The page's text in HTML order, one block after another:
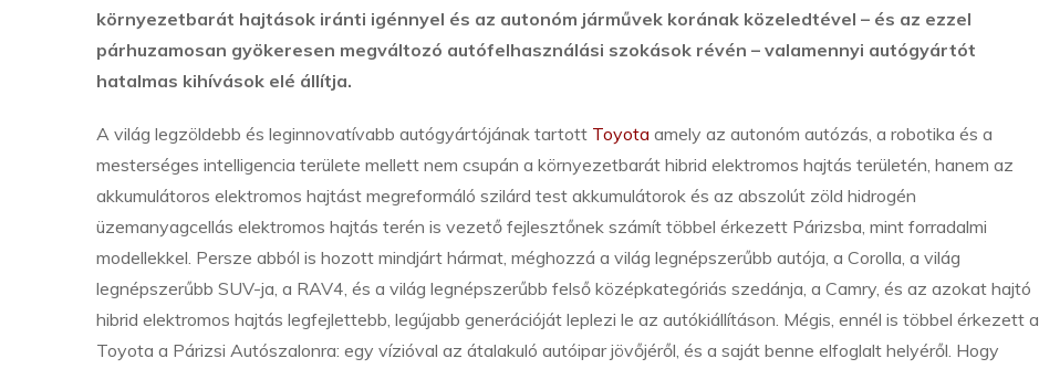
környezetbarát hajtások iránti igénnyel és az autonóm járművek korának közeledtével – és az ezzel
párhuzamosan gyökeresen megváltozó autófelhasználási szokások révén – valamennyi autógyártót
hatalmas kihívások elé állítja.
A világ legzöldebb és leginnovatívabb autógyártójának tartott Toyota amely az autonóm autózás, a robotika és a
mesterséges intelligencia területe mellett nem csupán a környezetbarát hibrid elektromos hajtás területén, hanem az
akkumulátoros elektromos hajtást megreformáló szilárd test akkumulátorok és az abszolút zöld hidrogén
üzemanyagcellás elektromos hajtás terén is vezető fejlesztőnek számít többel érkezett Párizsba, mint forradalmi
modellekkel. Persze abból is hozott mindjárt hármat, méghozzá a világ legnépszerűbb autója, a Corolla, a világ
legnépszerűbb SUV-ja, a RAV4, és a világ legnépszerűbb felső középkategóriás szedánja, a Camry, és az azokat hajtó
hibrid elektromos hajtás legfejlettebb, legújabb generációját leplezi le az autókiállításon. Mégis, ennél is többel érkezett a
Toyota a Párizsi Autószalonra: egy vízióval az átalakuló autóipar jövőjéről, és a saját benne elfoglalt helyéről. Hogy